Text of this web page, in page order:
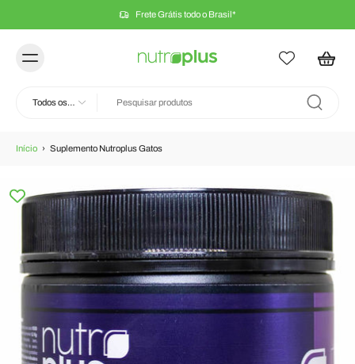
Frete Grátis todo o Brasil*
Todos os
Início › Suplemento Nutroplus Gatos